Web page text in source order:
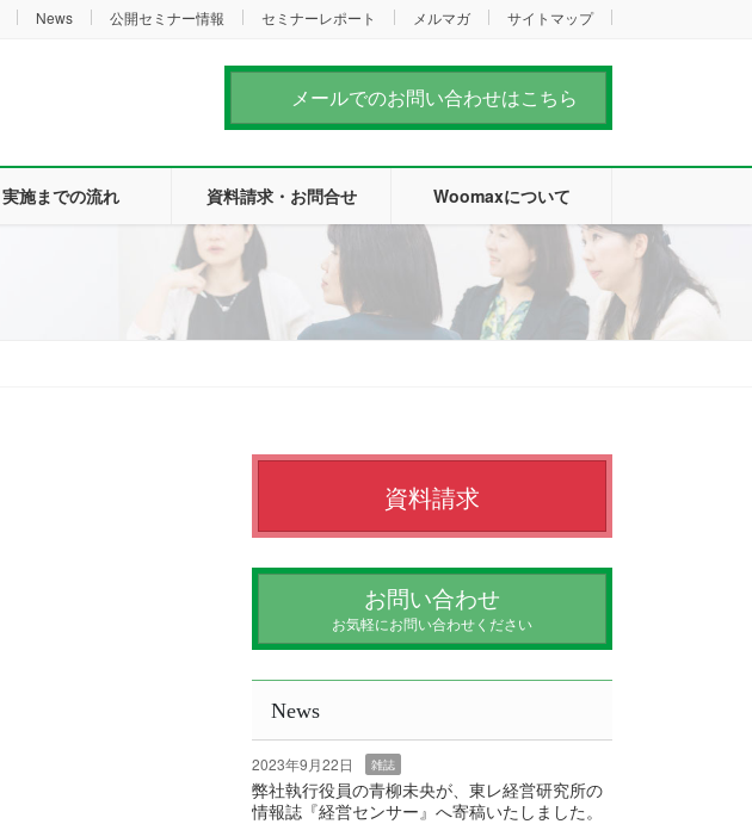
News 公開セミナー情報 セミナーレポート メルマガ サイトマップ
メールでのお問い合わせはこちら
実施までの流れ 資料請求・お問合せ Woomaxについて
資料請求
お問い合わせ
お気軽にお問い合わせください
News
2023年9月22日 雑誌
弊社執行役員の青柳未央が、東レ経営研究所の
情報誌『経営センサー』へ寄稿いたしました。